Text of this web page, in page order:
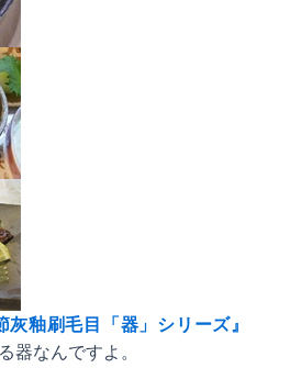
灰釉刷毛目「器」シリーズ』
器なんですよ。